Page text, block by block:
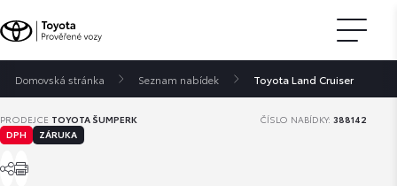
Domovská stránka Seznam nabídek Toyota Land Cruiser
DPH ZÁRUKA
PRODEJCE TOYOTA ŠUMPERK ČÍSLO NABÍDKY:388142